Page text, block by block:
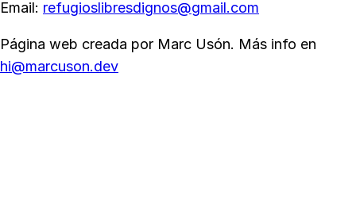
Email: refugioslibresdignos@gmail.com
Página web creada por Marc Usón. Más info en
hi@marcuson.dev